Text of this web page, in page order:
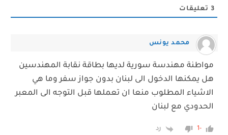
3 تعليقات
محمد يونس
مواطنة مهندسة سورية لديها بطاقة نقابة المهندسين
هل يمكنها الدخول الى لبنان بدون جواز سفر وما هي
الاشياء المطلوب منعا ان تعملها قبل التوجه الى المعبر
الحدودي مع لبنان
-1 رد